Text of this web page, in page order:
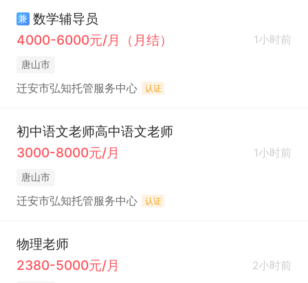
兼 数学辅导员
4000-6000元/月（月结）
1小时前
唐山市
迁安市弘知托管服务中心 认证
初中语文老师高中语文老师
3000-8000元/月
1小时前
唐山市
迁安市弘知托管服务中心 认证
物理老师
2380-5000元/月
2小时前